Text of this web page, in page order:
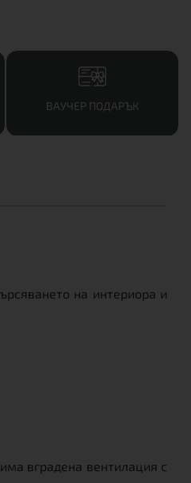
ВАУЧЕР ПОДАРЪК
на интериора и
вградена вентилация с